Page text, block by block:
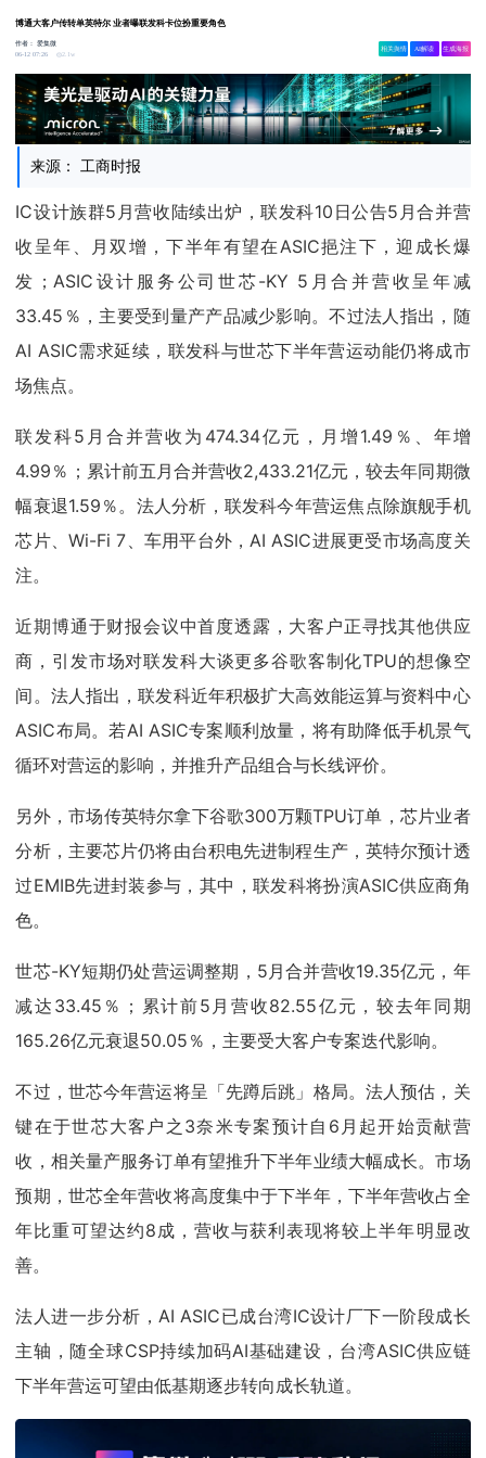
博通大客户传转单英特尔 业者曝联发科卡位扮重要角色
作者：爱集微
06-12 07:26
2.1w
相关舆情 AI解读 生成海报
来源： 工商时报
IC设计族群5月营收陆续出炉，联发科10日公告5月合并营
收呈年、月双增，下半年有望在ASIC挹注下，迎成长爆
发；ASIC设计服务公司世芯-KY 5月合并营收呈年减
33.45％，主要受到量产产品减少影响。不过法人指出，随
AI ASIC需求延续，联发科与世芯下半年营运动能仍将成市
场焦点。
联发科5月合并营收为474.34亿元，月增1.49％、年增
4.99％；累计前五月合并营收2,433.21亿元，较去年同期微
幅衰退1.59％。法人分析，联发科今年营运焦点除旗舰手机
芯片、Wi-Fi 7、车用平台外，AI ASIC进展更受市场高度关
注。
近期博通于财报会议中首度透露，大客户正寻找其他供应
商，引发市场对联发科大谈更多谷歌客制化TPU的想像空
间。法人指出，联发科近年积极扩大高效能运算与资料中心
ASIC布局。若AI ASIC专案顺利放量，将有助降低手机景气
循环对营运的影响，并推升产品组合与长线评价。
另外，市场传英特尔拿下谷歌300万颗TPU订单，芯片业者
分析，主要芯片仍将由台积电先进制程生产，英特尔预计透
过EMIB先进封装参与，其中，联发科将扮演ASIC供应商角
色。
世芯-KY短期仍处营运调整期，5月合并营收19.35亿元，年
减达33.45％；累计前5月营收82.55亿元，较去年同期
165.26亿元衰退50.05％，主要受大客户专案迭代影响。
不过，世芯今年营运将呈「先蹲后跳」格局。法人预估，关
键在于世芯大客户之3奈米专案预计自6月起开始贡献营
收，相关量产服务订单有望推升下半年业绩大幅成长。市场
预期，世芯全年营收将高度集中于下半年，下半年营收占全
年比重可望达约8成，营收与获利表现将较上半年明显改
善。
法人进一步分析，AI ASIC已成台湾IC设计厂下一阶段成长
主轴，随全球CSP持续加码AI基础建设，台湾ASIC供应链
下半年营运可望由低基期逐步转向成长轨道。